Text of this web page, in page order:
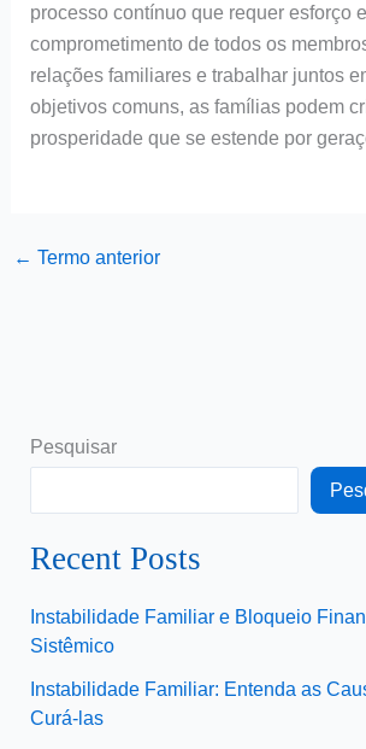
processo contínuo que requer esforço e
comprometimento de todos os
relações familiares e trabalhar juntos
objetivos comuns, as famílias podem
prosperidade que se estende por
← Termo anterior
Pesquisar
Recent Posts
Instabilidade Familiar e Bloqueio
Sistêmico
Instabilidade Familiar: Entenda as
Curá-las